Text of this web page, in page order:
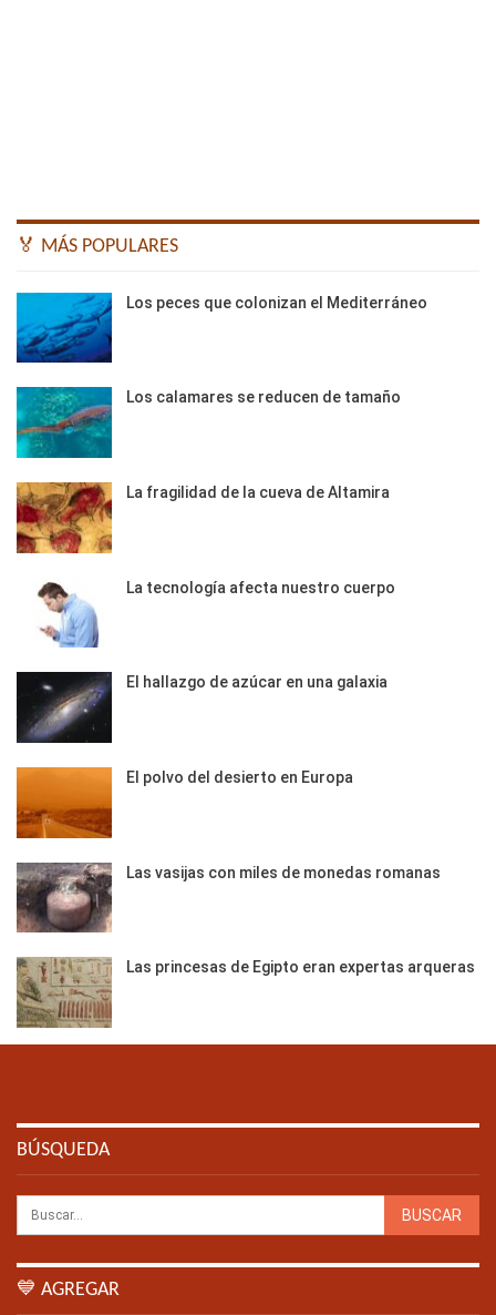
🏅 MÁS POPULARES
Los peces que colonizan el Mediterráneo
Los calamares se reducen de tamaño
La fragilidad de la cueva de Altamira
La tecnología afecta nuestro cuerpo
El hallazgo de azúcar en una galaxia
El polvo del desierto en Europa
Las vasijas con miles de monedas romanas
Las princesas de Egipto eran expertas arqueras
BÚSQUEDA
💙 AGREGAR